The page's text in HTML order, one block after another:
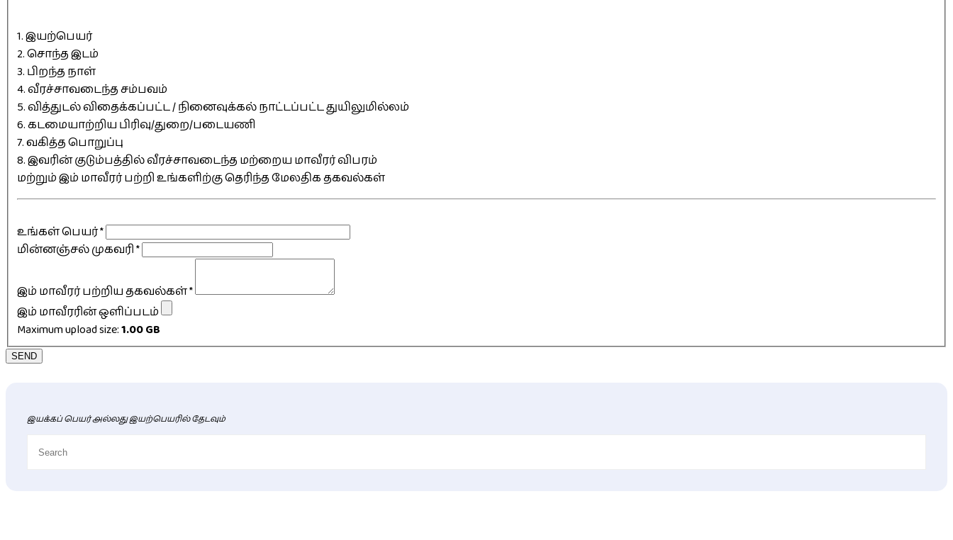
1. இயற்பெயர்
2. சொந்த இடம்
3. பிறந்த நாள்
4. வீரச்சாவடைந்த சம்பவம்
5. வித்துடல் விதைக்கப்பட்ட / நினைவுக்கல் நாட்டப்பட்ட துயிலுமில்லம்
6. கடமையாற்றிய பிரிவு/துறை/படையணி
7. வகித்த பொறுப்பு
8. இவரின் குடும்பத்தில் வீரச்சாவடைந்த மற்றைய மாவீரர் விபரம்
மற்றும் இம் மாவீரர் பற்றி உங்களிற்கு தெரிந்த மேலதிக தகவல்கள்
உங்கள் பெயர்*
மின்னஞ்சல் முகவரி*
இம் மாவீரர் பற்றிய தகவல்கள்*
இம் மாவீரரின் ஒளிப்படம்
Maximum upload size:1.00 GB
SEND
இயக்கப் பெயர் அல்லது இயற்பெயரில் தேடவும்